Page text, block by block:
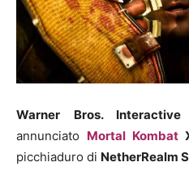
Warner Bros. Interactive
annunciato Mortal Kombat
picchiaduro di NetherRealm